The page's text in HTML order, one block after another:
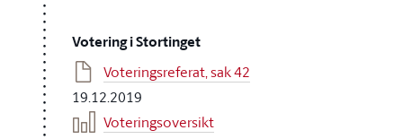
Votering i Stortinget
Voteringsreferat, sak 42
19.12.2019
Voteringsoversikt